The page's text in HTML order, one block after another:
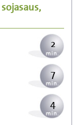
sojasaus,
2
7
4